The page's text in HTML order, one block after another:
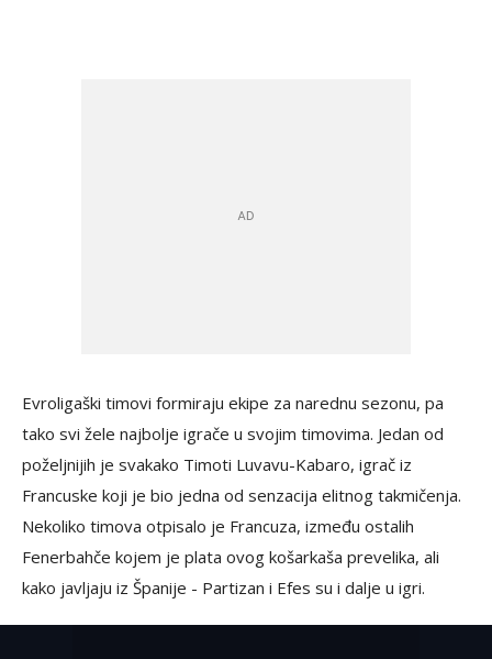
Evroligaški timovi formiraju ekipe za narednu sezonu, pa
tako svi žele najbolje igrače u svojim timovima. Jedan od
poželjnijih je svakako Timoti Luvavu-Kabaro, igrač iz
Francuske koji je bio jedna od senzacija elitnog takmičenja.
Nekoliko timova otpisalo je Francuza, između ostalih
Fenerbahče kojem je plata ovog košarkaša prevelika, ali
kako javljaju iz Španije - Partizan i Efes su i dalje u igri.